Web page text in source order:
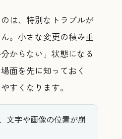
は、特別なトラブルが
。小さな変更の積み重
からない」状態になる
面を先に知っておく
すくなります。
文字や画像の位置が崩